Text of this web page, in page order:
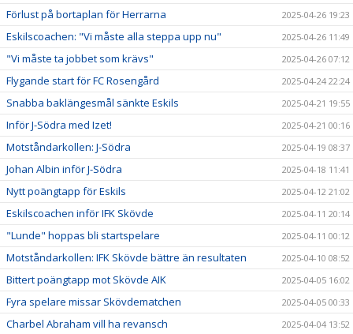
Förlust på bortaplan för Herrarna 2025-04-26 19:23
Eskilscoachen: "Vi måste alla steppa upp nu" 2025-04-26 11:49
"Vi måste ta jobbet som krävs" 2025-04-26 07:12
Flygande start för FC Rosengård 2025-04-24 22:24
Snabba baklängesmål sänkte Eskils 2025-04-21 19:55
Inför J-Södra med Izet! 2025-04-21 00:16
Motståndarkollen: J-Södra 2025-04-19 08:37
Johan Albin inför J-Södra 2025-04-18 11:41
Nytt poängtapp för Eskils 2025-04-12 21:02
Eskilscoachen inför IFK Skövde 2025-04-11 20:14
"Lunde" hoppas bli startspelare 2025-04-11 00:12
Motståndarkollen: IFK Skövde bättre än resultaten 2025-04-10 08:52
Bittert poängtapp mot Skövde AIK 2025-04-05 16:02
Fyra spelare missar Skövdematchen 2025-04-05 00:33
Charbel Abraham vill ha revansch 2025-04-04 13:52